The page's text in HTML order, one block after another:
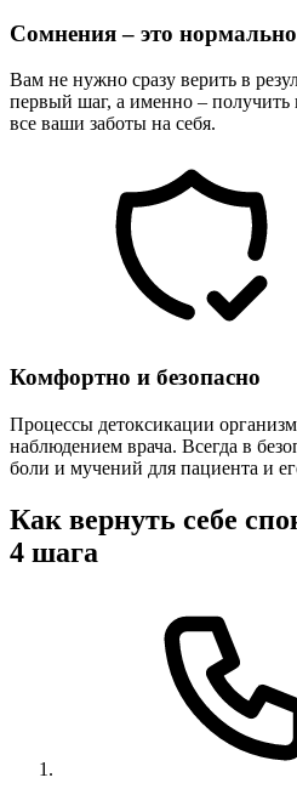
Сомнения – это нормально
Вам не нужно сразу верить в
первый шаг, а именно –
все ваши заботы на себя.
Комфортно и безопасно
Процессы детоксикации
наблюдением врача. Всегда в
боли и мучений для пациента и
Как вернуть себе
4 шага